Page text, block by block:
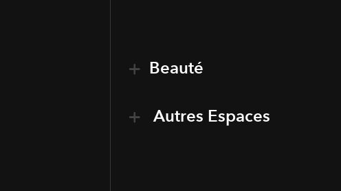
Beauté
Autres Espaces